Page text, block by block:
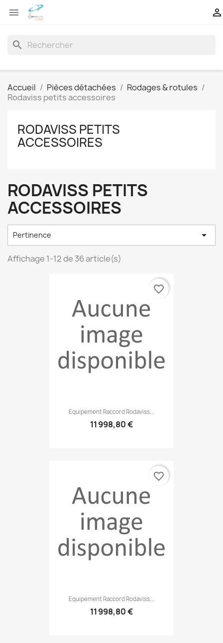
 
search
Accueil Pièces détachées
Rodages & rotules
Rodaviss petits accessoires
RODAVISS PETITS
ACCESSOIRES
RODAVISS PETITS
ACCESSOIRES
Pertinence 
Affichage 1-12 de 36 article(s)
Equipement Raccord Rodaviss...
11 998,80 €
favorite_border
Equipement Raccord Rodaviss...
11 998,80 €
favorite_border